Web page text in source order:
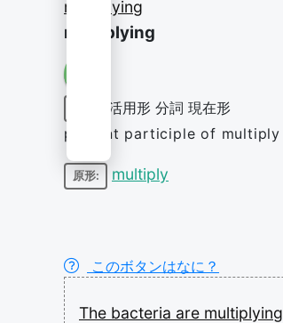
multiplying
multiplying
活用形 分詞 現在形
present participle of multiply
原形: multiply
このボタンはなに？
The bacteria are multiplying